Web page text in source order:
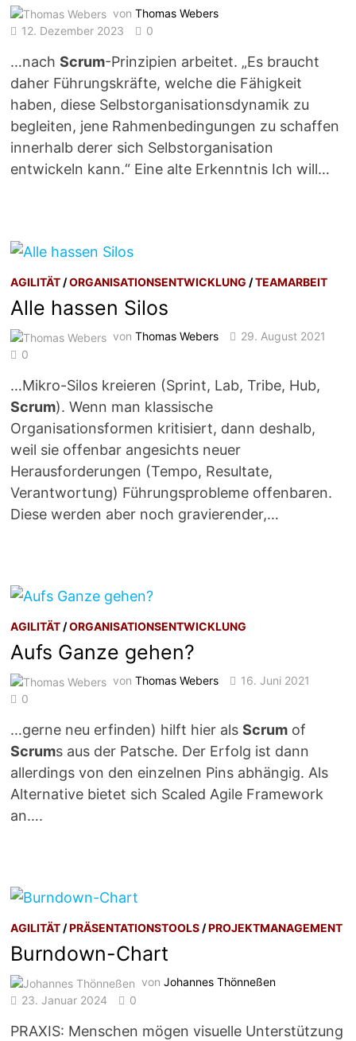
vonThomas Webers
12. Dezember 2023
0
…nachScrum-Prinzipien arbeitet. „Es braucht
daher Führungskräfte, welche die Fähigkeit
haben, diese Selbstorganisationsdynamik zu
begleiten, jene Rahmenbedingungen zu schaffen
innerhalb derer sich Selbstorganisation
entwickeln kann.“ Eine alte Erkenntnis Ich will…
AGILITÄT /ORGANISATIONSENTWICKLUNG /TEAMARBEIT
Alle hassen Silos
vonThomas Webers
29. August 2021
0
…Mikro-Silos kreieren (Sprint, Lab, Tribe, Hub,
Scrum). Wenn man klassische
Organisationsformen kritisiert, dann deshalb,
weil sie offenbar angesichts neuer
Herausforderungen (Tempo, Resultate,
Verantwortung) Führungsprobleme offenbaren.
Diese werden aber noch gravierender,…
AGILITÄT /ORGANISATIONSENTWICKLUNG
Aufs Ganze gehen?
vonThomas Webers
16. Juni 2021
0
…gerne neu erfinden) hilft hier alsScrum of
Scrums aus der Patsche. Der Erfolg ist dann
allerdings von den einzelnen Pins abhängig. Als
Alternative bietet sich Scaled Agile Framework
an….
AGILITÄT/PRÄSENTATIONSTOOLS/PROJEKTMANAGEMENT
Burndown-Chart
vonJohannes Thönneßen
23. Januar 2024
0
PRAXIS: Menschen mögen visuelle Unterstützung